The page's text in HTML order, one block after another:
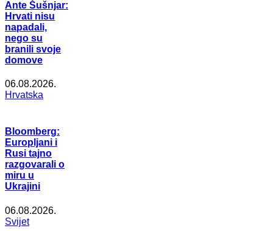
Ante Šušnjar:
Hrvati nisu
napadali,
nego su
branili svoje
domove
06.08.2026.
Hrvatska
Bloomberg:
Europljani i
Rusi tajno
razgovarali o
miru u
Ukrajini
06.08.2026.
Svijet